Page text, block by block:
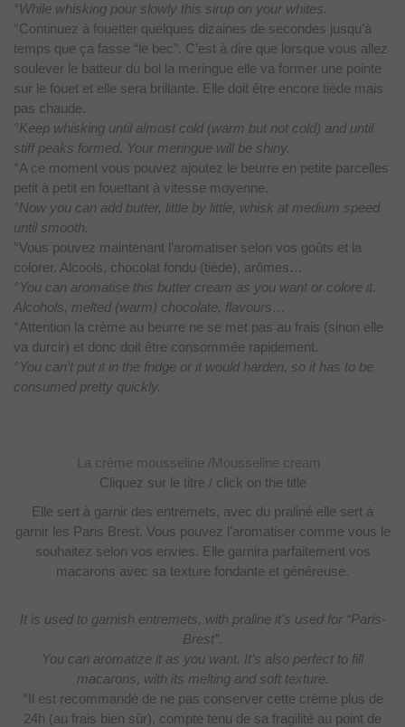
°While whisking pour slowly this sirup on your whites.
°Continuez à fouetter quelques dizaines de secondes jusqu’à
temps que ça fasse “le bec”. C’est à dire que lorsque vous allez
soulever le batteur du bol la meringue elle va former une pointe
sur le fouet et elle sera brillante. Elle doit être encore tiède mais
pas chaude.
°Keep whisking until almost cold (warm but not cold) and until
stiff peaks formed. Your meringue will be shiny.
°A ce moment vous pouvez ajoutez le beurre en petite parcelles
petit à petit en fouettant à vitesse moyenne.
°Now you can add butter, little by little, whisk at medium speed
until smooth.
°Vous pouvez maintenant l’aromatiser selon vos goûts et la
colorer. Alcools, chocolat fondu (tiède), arômes…
°You can aromatise this butter cream as you want or colore it.
Alcohols, melted (warm) chocolate, flavours…
°Attention la crème au beurre ne se met pas au frais (sinon elle
va durcir) et donc doit être consommée rapidement.
°You can’t put it in the fridge or it would harden, so it has to be
consumed pretty quickly.
La crème mousseline /Mousseline cream
Cliquez sur le titre / click on the title
Elle sert à garnir des entremets, avec du praliné elle sert à
garnir les Paris Brest. Vous pouvez l’aromatiser comme vous le
souhaitez selon vos envies. Elle garnira parfaitement vos
macarons avec sa texture fondante et généreuse.
It is used to garnish entremets, with praline it’s used for “Paris-
Brest”.
You can aromatize it as you want. It’s also perfect to fill
macarons, with its melting and soft texture.
°Il est recommandé de ne pas conserver cette crème plus de
24h (au frais bien sûr), compte tenu de sa fragilité au point de